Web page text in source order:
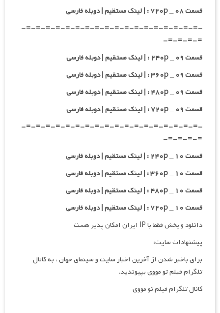
قسمت ۰۸ _ ۷۲۰p : | لینک مستقیم | دوبله فارسی
-=-=-=-=-=-=-=-=-=-=-=-=-=-=-=-=-=-=-
=-=-=-=-
قسمت ۰۹ _ ۲۴۰p : | لینک مستقیم | دوبله فارسی
قسمت ۰۹ _ ۳۶۰p : | لینک مستقیم | دوبله فارسی
قسمت ۰۹ _ ۴۸۰p : | لینک مستقیم | دوبله فارسی
قسمت ۰۹ _ ۷۲۰p : | لینک مستقیم | دوبله فارسی
-=-=-=-=-=-=-=-=-=-=-=-=-=-=-=-=-=-=-
=-=-=-=-
قسمت ۱۰ _ ۲۴۰p : | لینک مستقیم | دوبله فارسی
قسمت ۱۰ _ ۳۶۰p : | لینک مستقیم | دوبله فارسی
قسمت ۱۰ _ ۴۸۰p : | لینک مستقیم | دوبله فارسی
قسمت ۱۰ _ ۷۲۰p : | لینک مستقیم | دوبله فارسی
دانلود و پخش فقط با IP ایران امکان پذیر هست
پیشنهادات سایت:
برای باخبر شدن از آخرین اخبار سایت و سینمای جهان ، به کانال
تلگرام فیلم تو مووی بپیوندید.
کانال تلگرام فیلم تو مووی